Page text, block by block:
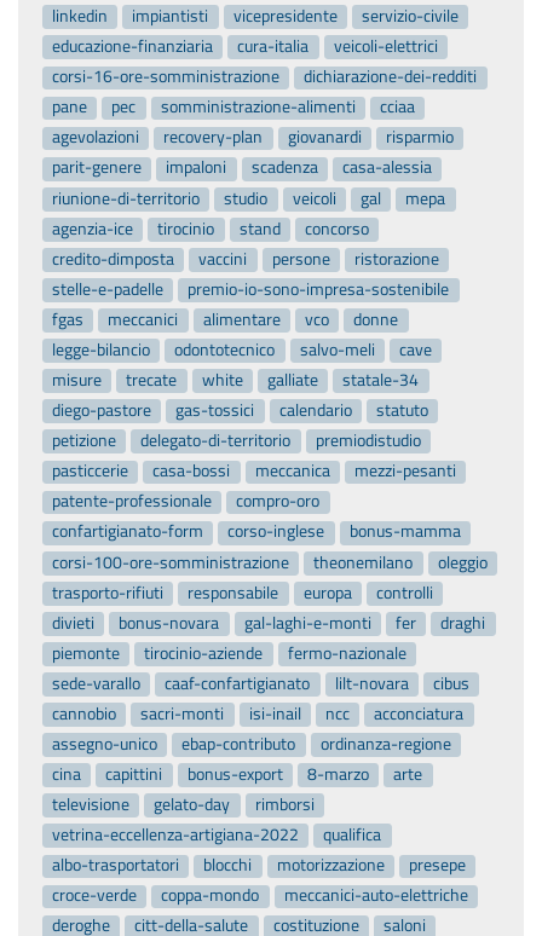
linkedin
impiantisti vicepresidente
servizio-civile
educazione-finanziaria
cura-italia
veicoli-elettrici
corsi-16-ore-somministrazione
dichiarazione-dei-redditi
pane
pec somministrazione-alimenti
cciaa
agevolazioni
recovery-plan giovanardi
risparmio
parit-genere
impaloni scadenza
casa-alessia
riunione-di-territorio
studio veicoli gal
mepa
agenzia-ice
tirocinio stand
concorso
credito-dimposta
vaccini persone
ristorazione
stelle-e-padelle
premio-io-sono-impresa-sostenibile
fgas
meccanici alimentare vco
donne
legge-bilancio
odontotecnico salvo-meli
cave
misure
trecate white galliate
statale-34
diego-pastore
gas-tossici calendario
statuto
petizione
delegato-di-territorio
premiodistudio
pasticcerie
casa-bossi meccanica
mezzi-pesanti
patente-professionale
compro-oro
confartigianato-form
corso-inglese
bonus-mamma
corsi-100-ore-somministrazione
theonemilano
oleggio
trasporto-rifiuti
responsabile europa
controlli
divieti
bonus-novara gal-laghi-e-monti fer
draghi
piemonte
tirocinio-aziende
fermo-nazionale
sede-varallo
caaf-confartigianato lilt-novara
cibus
cannobio
sacri-monti isi-inail ncc
acconciatura
assegno-unico
ebap-contributo
ordinanza-regione
cina
capittini bonus-export 8-marzo
arte
televisione
gelato-day
rimborsi
vetrina-eccellenza-artigiana-2022
qualifica
albo-trasportatori
blocchi motorizzazione
presepe
croce-verde
coppa-mondo
meccanici-auto-elettriche
deroghe
citt-della-salute costituzione
saloni